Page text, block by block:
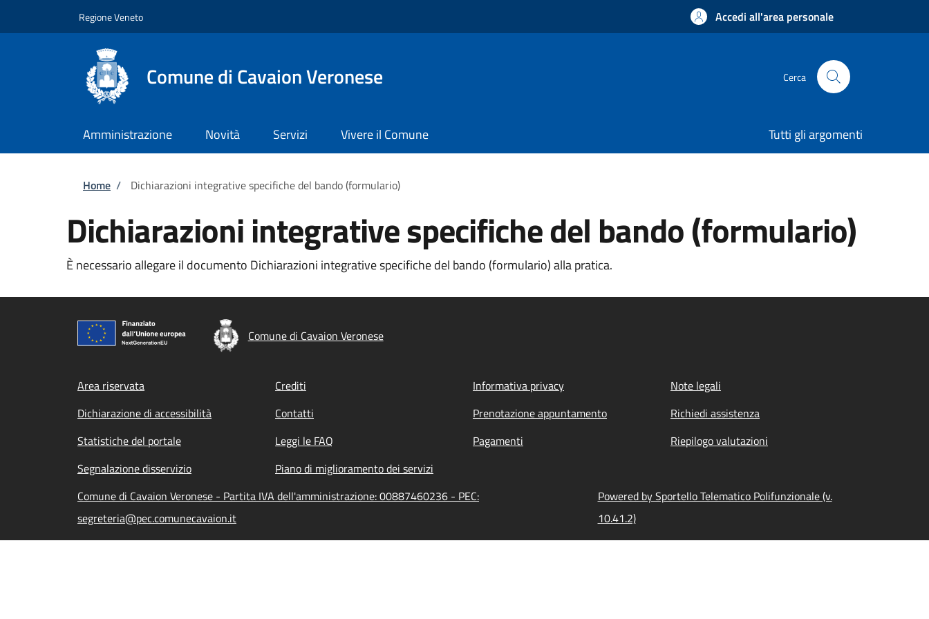
Regione Veneto Accedi all'area personale
Comune di Cavaion Veronese Cerca
Amministrazione Novità Servizi Vivere il Comune Tutti gli argomenti
Briciole di pane
Home / Dichiarazioni integrative specifiche del bando (formulario)
Dichiarazioni integrative specifiche del bando (formulario)
È necessario allegare il documento Dichiarazioni integrative specifiche del bando (formulario) alla pratica.
Comune di Cavaion Veronese
Footer menu
Area riservata Crediti Informativa privacy
Note legali
Dichiarazione di accessibilità
Contatti Prenotazione appuntamento
Richiedi assistenza
Statistiche del portale
Leggi le FAQ Pagamenti
Riepilogo valutazioni
Segnalazione disservizio
Piano di miglioramento dei servizi
Comune di Cavaion Veronese - Partita IVA dell'amministrazione: 00887460236 - PEC:
segreteria@pec.comunecavaion.it
Powered by Sportello Telematico Polifunzionale (v.
10.41.2)